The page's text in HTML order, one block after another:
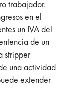
trabajador.
en el
un IVA del
de un
stripper
una actividad
extender